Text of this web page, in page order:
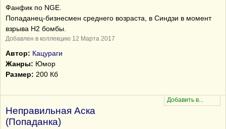
Фанфик по NGE.
Попаданец-бизнесмен среднего возраста, в Синдзи в момент
взрыва Н2 бомбы.
Добавлен в коллекцию 12 Марта 2017
Автор: Кацураги
Жанры: Юмор
Размер: 200 Кб
Неправильная Аска
(Попаданка)